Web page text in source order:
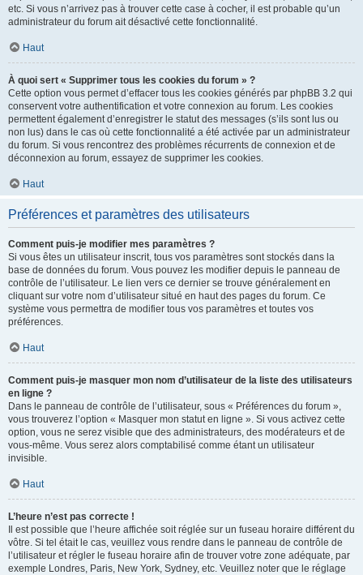
etc. Si vous n’arrivez pas à trouver cette case à cocher, il est probable qu’un
administrateur du forum ait désactivé cette fonctionnalité.
Haut
À quoi sert « Supprimer tous les cookies du forum » ?
Cette option vous permet d’effacer tous les cookies générés par phpBB 3.2 qui
conservent votre authentification et votre connexion au forum. Les cookies
permettent également d’enregistrer le statut des messages (s’ils sont lus ou
non lus) dans le cas où cette fonctionnalité a été activée par un administrateur
du forum. Si vous rencontrez des problèmes récurrents de connexion et de
déconnexion au forum, essayez de supprimer les cookies.
Haut
Préférences et paramètres des utilisateurs
Comment puis-je modifier mes paramètres ?
Si vous êtes un utilisateur inscrit, tous vos paramètres sont stockés dans la
base de données du forum. Vous pouvez les modifier depuis le panneau de
contrôle de l’utilisateur. Le lien vers ce dernier se trouve généralement en
cliquant sur votre nom d’utilisateur situé en haut des pages du forum. Ce
système vous permettra de modifier tous vos paramètres et toutes vos
préférences.
Haut
Comment puis-je masquer mon nom d’utilisateur de la liste des utilisateurs
en ligne ?
Dans le panneau de contrôle de l’utilisateur, sous « Préférences du forum »,
vous trouverez l’option « Masquer mon statut en ligne ». Si vous activez cette
option, vous ne serez visible que des administrateurs, des modérateurs et de
vous-même. Vous serez alors comptabilisé comme étant un utilisateur
invisible.
Haut
L’heure n’est pas correcte !
Il est possible que l’heure affichée soit réglée sur un fuseau horaire différent du
vôtre. Si tel était le cas, veuillez vous rendre dans le panneau de contrôle de
l’utilisateur et régler le fuseau horaire afin de trouver votre zone adéquate, par
exemple Londres, Paris, New York, Sydney, etc. Veuillez noter que le réglage